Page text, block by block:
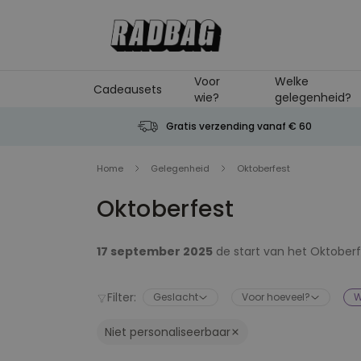
Cadeausets
Voor
wie?
Welke
gelegenheid?
Gratis verzending vanaf € 60
Home Gelegenheid Oktoberfest
Oktoberfest
17 september 2025 de start van het
moment aan om een feestje te vieren. En
op weg…
Filter: Geslacht Voor hoeveel?
Niet personaliseerbaar